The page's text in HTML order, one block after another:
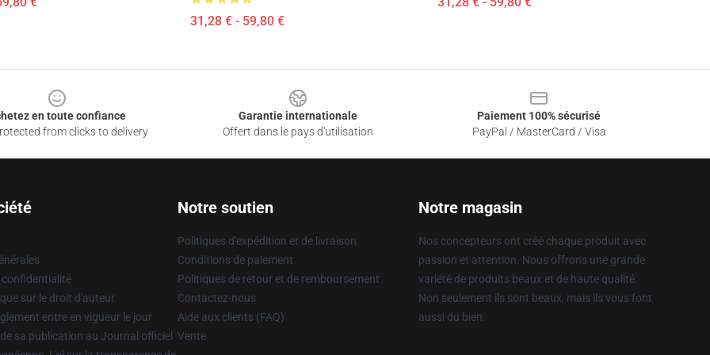
31,28 € - 59,80 €
en toute confiance
from clicks to delivery
Garantie internationale
Offert dans le pays d'utilisation
Paiement 100% sécurisé
PayPal / MasterCard / Visa
confidentialité
sur le droit d'auteur
entre en vigueur le jour
sa publication au Journal officiel
Notre soutien
Politiques d'expédition et de livraison
Conditions de paiement
Politiques de retour et de remboursement
Contactez-nous
Aide aux clients (FAQ)
Vente
Notre magasin
Nos concepteurs ont créé chaque produit avec
passion et attention. Nous offrons une grande
variété de produits beaux et de haute qualité.
Non seulement ils sont beaux, mais ils vous font
aussi du bien.